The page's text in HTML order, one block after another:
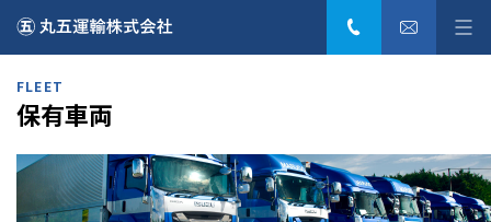
丸五運輸株式会社
FLEET
保有車両